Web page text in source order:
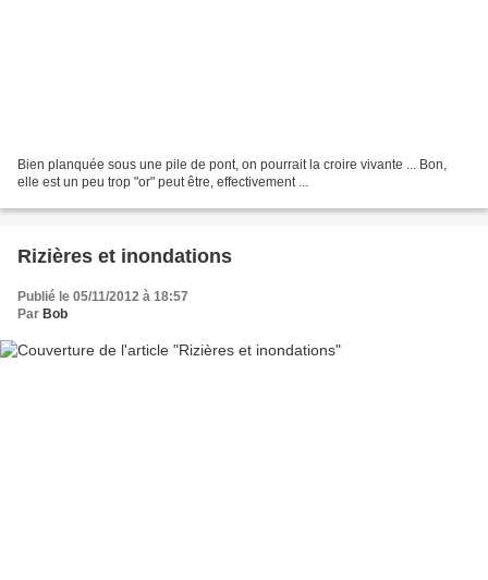
Bien planquée sous une pile de pont, on pourrait la croire vivante ... Bon,
elle est un peu trop "or" peut être, effectivement ...
Rizières et inondations
Publié le 05/11/2012 à 18:57
Par Bob